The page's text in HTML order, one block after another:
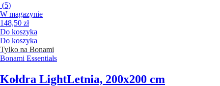
(5)
W magazynie
148,50 zł
Do koszyka
Do koszyka
Tylko na Bonami
Bonami Essentials
Kołdra LightLetnia, 200x200 cm